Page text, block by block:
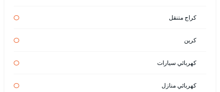
كراج متنقل
كرين
كهربائي سيارات
كهربائي منازل